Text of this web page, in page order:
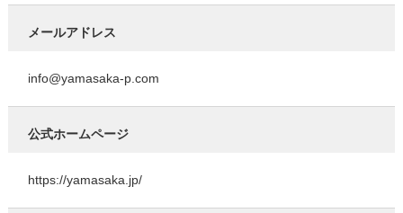
メールアドレス
info@yamasaka-p.com
公式ホームページ
https://yamasaka.jp/